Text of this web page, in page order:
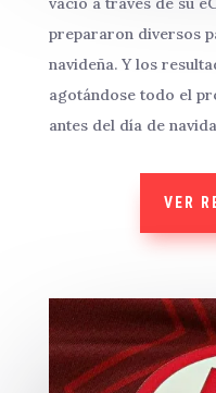
prepararon diversos
navideña. Y los
agotándose todo el
antes del día de
VER